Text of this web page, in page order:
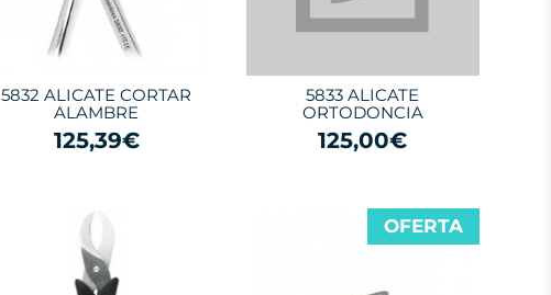
5832 ALICATE CORTAR
ALAMBRE
125,39€
5833 ALICATE
ORTODONCIA
125,00€
OFERTA